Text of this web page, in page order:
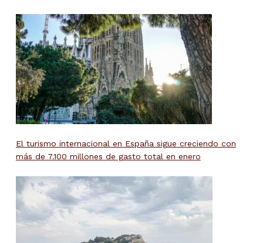
El turismo internacional en España sigue creciendo con
más de 7.100 millones de gasto total en enero